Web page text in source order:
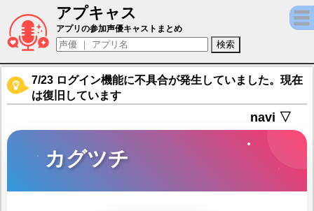
アプキャス
カグツチ（声優：松井菜桜子)【東京放課後
アプリの参加声優キャストまとめ
7/23 ログイン機能に不具合が発生していました。現在
は復旧しています
navi ▽
カグツチ